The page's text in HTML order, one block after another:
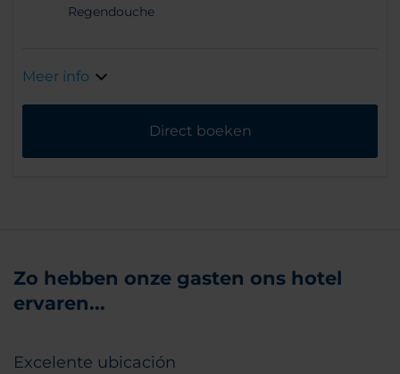
Regendouche
Meer info
Direct boeken
Zo hebben onze gasten ons hotel
ervaren...
Excelente ubicación